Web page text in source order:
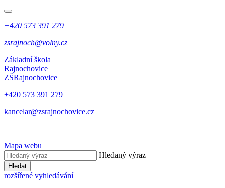
+420 573 391 279
zsrajnoch@volny.cz
Základní škola
Rajnochovice
ZŠRajnochovice
+420 573 391 279
kancelar@zsrajnochovice.cz
Mapa webu
Hledaný výraz
Hledat
rozšířené vyhledávání